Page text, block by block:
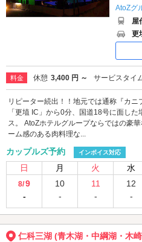
AtoZグ
屋
更
料金 休憩 3,400 円 ～ サービスタイ
リピーター続出！！地元では通称『カ
「更埴 IC」から0分、国道18号に面し
ス。 AtoZホテルグループならではの豪
ーム感のある肉料理な...
カップルズ予約 インボイス対応
日 月 火 水
8/9
-
10
-
11
-
12
-
仁科三湖 (青木湖・中綱湖・木